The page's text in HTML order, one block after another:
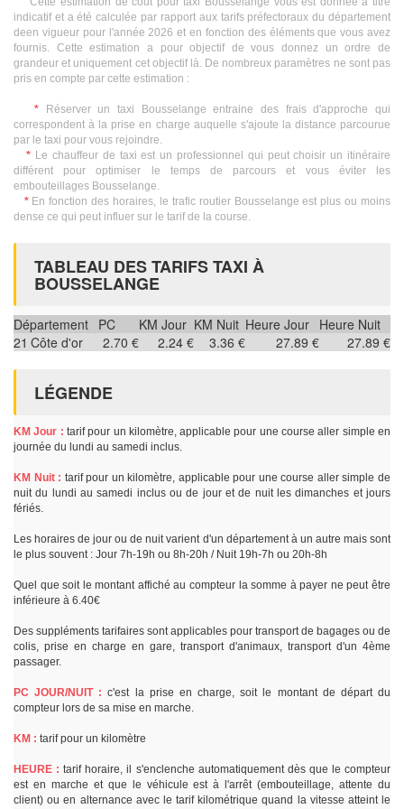
indicatif et a été calculée par rapport aux tarifs préfectoraux du département
deen vigueur pour l'année 2026 et en fonction des éléments que vous avez
fournis. Cette estimation a pour objectif de vous donnez un ordre de
grandeur et uniquement cet objectif là. De nombreux paramètres ne sont pas
pris en compte par cette estimation :
* Réserver un taxi Bousselange entraine des frais d'approche qui
correspondent à la prise en charge auquelle s'ajoute la distance parcourue
par le taxi pour vous rejoindre.
* Le chauffeur de taxi est un professionnel qui peut choisir un itinéraire
différent pour optimiser le temps de parcours et vous éviter les
embouteillages Bousselange.
*En fonction des horaires, le trafic routier Bousselange est plus ou moins
dense ce qui peut influer sur le tarif de la course.
TABLEAU DES TARIFS TAXI À
BOUSSELANGE
Département PC KM Jour KM Nuit Heure Jour Heure Nuit
21 Côte d'or 2.70 € 2.24 € 3.36 € 27.89 € 27.89 €
LÉGENDE
KM Jour : tarif pour un kilomètre, applicable pour une course aller simple en
journée du lundi au samedi inclus.
KM Nuit : tarif pour un kilomètre, applicable pour une course aller simple de
nuit du lundi au samedi inclus ou de jour et de nuit les dimanches et jours
fériés.
Les horaires de jour ou de nuit varient d'un département à un autre mais sont
le plus souvent : Jour 7h-19h ou 8h-20h / Nuit 19h-7h ou 20h-8h
Quel que soit le montant affiché au compteur la somme à payer ne peut être
inférieure à 6.40€
Des suppléments tarifaires sont applicables pour transport de bagages ou de
colis, prise en charge en gare, transport d'animaux, transport d'un 4ème
passager.
PC JOUR/NUIT : c'est la prise en charge, soit le montant de départ du
compteur lors de sa mise en marche.
KM : tarif pour un kilomètre
HEURE : tarif horaire, il s'enclenche automatiquement dès que le compteur
est en marche et que le véhicule est à l'arrêt (embouteillage, attente du
client) ou en alternance avec le tarif kilométrique quand la vitesse atteint le